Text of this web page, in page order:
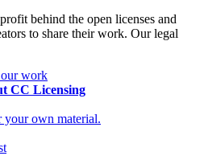
behind the open licenses and
to share their work. Our legal
work
CC Licensing
your own material.